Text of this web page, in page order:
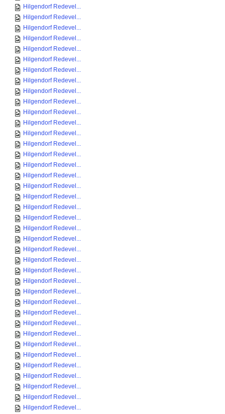
Hilgendorf Redevel...
Hilgendorf Redevel...
Hilgendorf Redevel...
Hilgendorf Redevel...
Hilgendorf Redevel...
Hilgendorf Redevel...
Hilgendorf Redevel...
Hilgendorf Redevel...
Hilgendorf Redevel...
Hilgendorf Redevel...
Hilgendorf Redevel...
Hilgendorf Redevel...
Hilgendorf Redevel...
Hilgendorf Redevel...
Hilgendorf Redevel...
Hilgendorf Redevel...
Hilgendorf Redevel...
Hilgendorf Redevel...
Hilgendorf Redevel...
Hilgendorf Redevel...
Hilgendorf Redevel...
Hilgendorf Redevel...
Hilgendorf Redevel...
Hilgendorf Redevel...
Hilgendorf Redevel...
Hilgendorf Redevel...
Hilgendorf Redevel...
Hilgendorf Redevel...
Hilgendorf Redevel...
Hilgendorf Redevel...
Hilgendorf Redevel...
Hilgendorf Redevel...
Hilgendorf Redevel...
Hilgendorf Redevel...
Hilgendorf Redevel...
Hilgendorf Redevel...
Hilgendorf Redevel...
Hilgendorf Redevel...
Hilgendorf Redevel...